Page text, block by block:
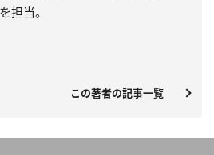
担当。
この著者の記事一覧